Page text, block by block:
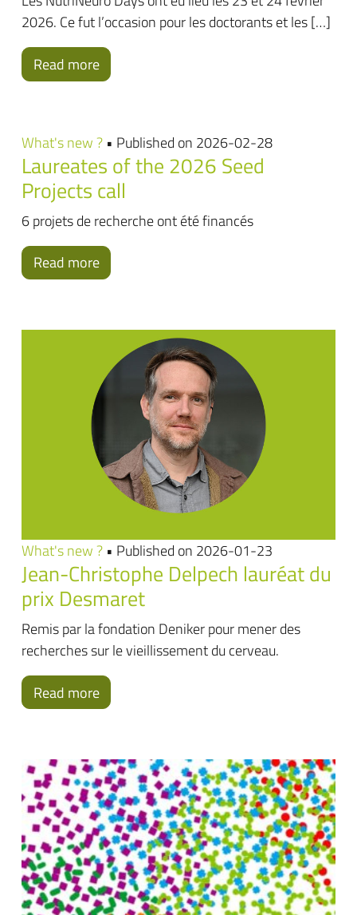
2026. Ce fut l’occasion pour les doctorants et les […]
Read more
What's new ? • Published on 2026-02-28
Laureates of the 2026 Seed
Projects call
6 projets de recherche ont été financés
Read more
What's new ? • Published on 2026-01-23
Jean-Christophe Delpech lauréat du
prix Desmaret
Remis par la fondation Deniker pour mener des
recherches sur le vieillissement du cerveau.
Read more